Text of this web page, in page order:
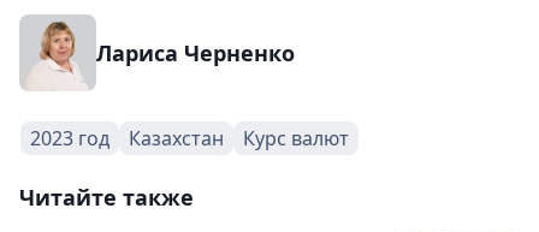
Лариса Черненко
2023 год Казахстан Курс валют
Читайте также